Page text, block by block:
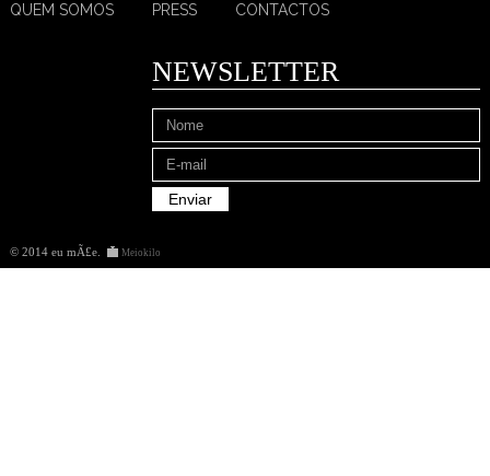
QUEM SOMOS PRESS CONTACTOS
NEWSLETTER
© 2014 eu mÃ£e. Meiokilo